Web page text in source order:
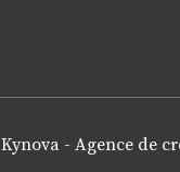
Kynova - Agence de